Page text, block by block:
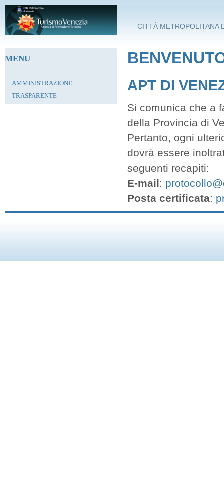
Salta al contenuto principale
CITTÀ METROPOLITANA
MENU
AMMINISTRAZIONE
TRASPARENTE
APT DI
Si comunica che a
della Provincia di
Pertanto, ogni
dovrà essere
seguenti recapiti:
E-mail:
Posta certificata: